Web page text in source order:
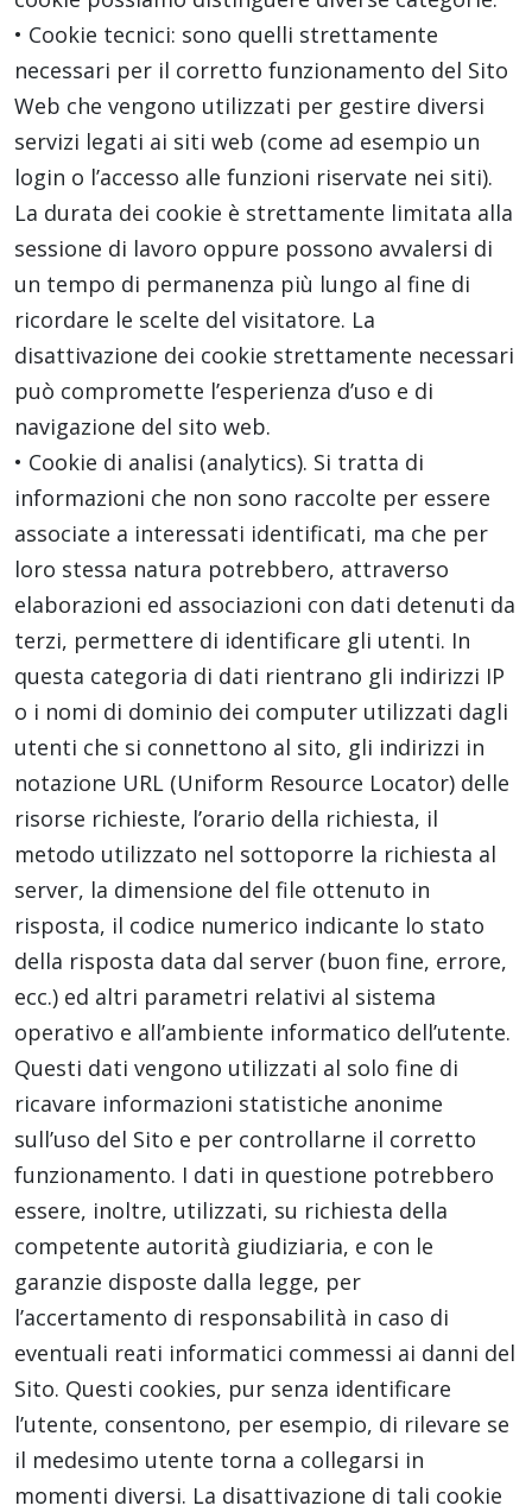
• Cookie tecnici: sono quelli strettamente
necessari per il corretto funzionamento del Sito
Web che vengono utilizzati per gestire diversi
servizi legati ai siti web (come ad esempio un
login o l’accesso alle funzioni riservate nei siti).
La durata dei cookie è strettamente limitata alla
sessione di lavoro oppure possono avvalersi di
un tempo di permanenza più lungo al fine di
ricordare le scelte del visitatore. La
disattivazione dei cookie strettamente necessari
può compromette l’esperienza d’uso e di
navigazione del sito web.
• Cookie di analisi (analytics). Si tratta di
informazioni che non sono raccolte per essere
associate a interessati identificati, ma che per
loro stessa natura potrebbero, attraverso
elaborazioni ed associazioni con dati detenuti da
terzi, permettere di identificare gli utenti. In
questa categoria di dati rientrano gli indirizzi IP
o i nomi di dominio dei computer utilizzati dagli
utenti che si connettono al sito, gli indirizzi in
notazione URL (Uniform Resource Locator) delle
risorse richieste, l’orario della richiesta, il
metodo utilizzato nel sottoporre la richiesta al
server, la dimensione del file ottenuto in
risposta, il codice numerico indicante lo stato
della risposta data dal server (buon fine, errore,
ecc.) ed altri parametri relativi al sistema
operativo e all’ambiente informatico dell’utente.
Questi dati vengono utilizzati al solo fine di
ricavare informazioni statistiche anonime
sull’uso del Sito e per controllarne il corretto
funzionamento. I dati in questione potrebbero
essere, inoltre, utilizzati, su richiesta della
competente autorità giudiziaria, e con le
garanzie disposte dalla legge, per
l’accertamento di responsabilità in caso di
eventuali reati informatici commessi ai danni del
Sito. Questi cookies, pur senza identificare
l’utente, consentono, per esempio, di rilevare se
il medesimo utente torna a collegarsi in
momenti diversi. La disattivazione di tali cookie